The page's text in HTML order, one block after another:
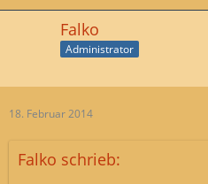
Falko
Administrator
18. Februar 2014
Falko schrieb: